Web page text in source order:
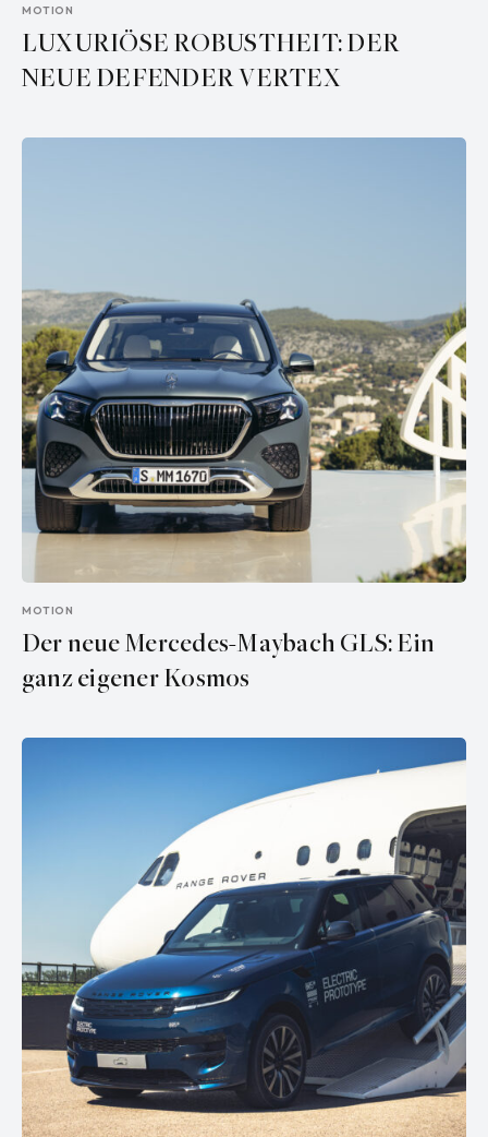
MOTION
LUXURIÖSE ROBUSTHEIT: DER
NEUE DEFENDER VERTEX
MOTION
Der neue Mercedes-Maybach GLS: Ein
ganz eigener Kosmos